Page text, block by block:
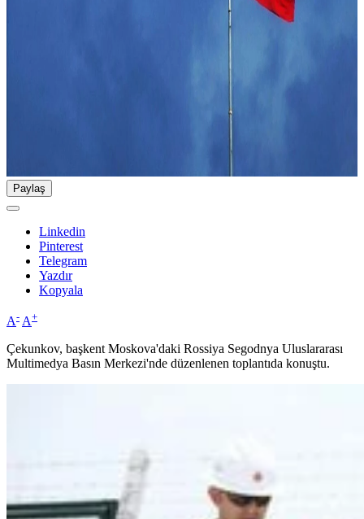
Paylaş
Linkedin
Pinterest
Telegram
Yazdır
Kopyala
A- A+
Çekunkov, başkent Moskova'daki Rossiya Segodnya Uluslararası
Multimedya Basın Merkezi'nde düzenlenen toplantıda konuştu.